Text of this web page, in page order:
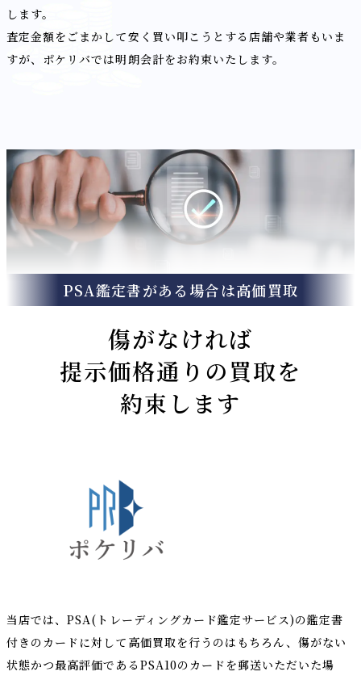
します。
査定金額をごまかして安く買い叩こうとする店舗や業者もいま
すが、ポケリバでは明朗会計をお約束いたします。
PSA鑑定書がある場合は高価買取
傷がなければ
提示価格通りの買取を
約束します
当店では、PSA(トレーディングカード鑑定サービス)の鑑定書
付きのカードに対して高価買取を行うのはもちろん、傷がない
状態かつ最高評価であるPSA10のカードを郵送いただいた場